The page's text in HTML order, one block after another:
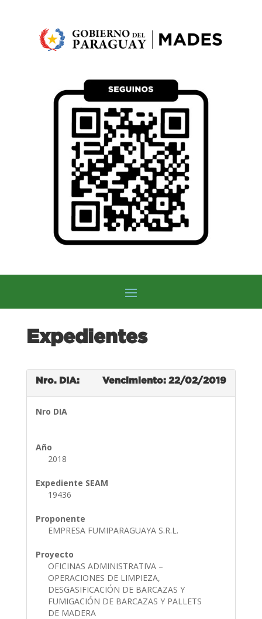
Expedientes
Nro. DIA: Vencimiento: 22/02/2019
Nro DIA
Año
2018
Expediente SEAM
19436
Proponente
EMPRESA FUMIPARAGUAYA S.R.L.
Proyecto
OFICINAS ADMINISTRATIVA –
OPERACIONES DE LIMPIEZA,
DESGASIFICACIÓN DE BARCAZAS Y
FUMIGACIÓN DE BARCAZAS Y PALLETS
DE MADERA